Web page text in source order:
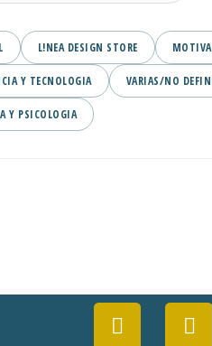
L!NEA DESIGN STORE
Y TECNOLOGIA VARIAS/NO
Y PSICOLOGIA